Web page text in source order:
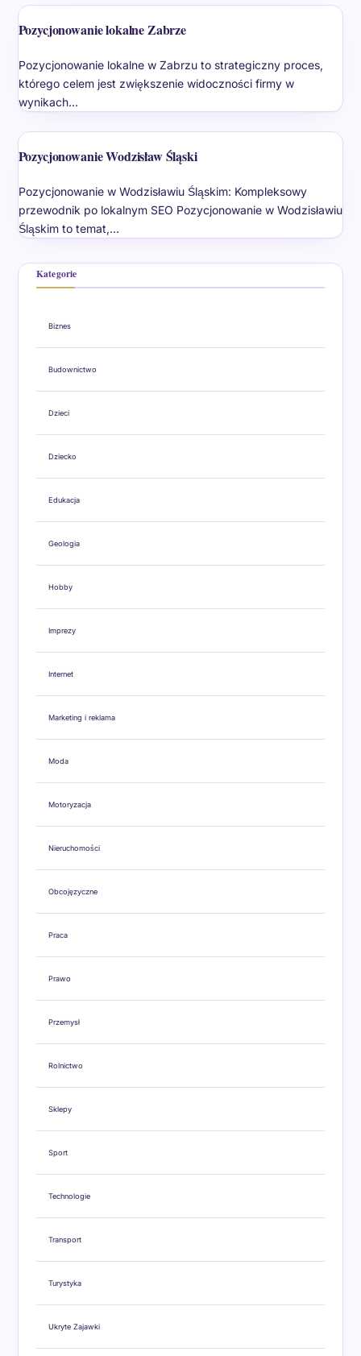
Pozycjonowanie lokalne Zabrze
Pozycjonowanie lokalne w Zabrzu to strategiczny proces,
którego celem jest zwiększenie widoczności firmy w
wynikach…
Pozycjonowanie Wodzisław Śląski
Pozycjonowanie w Wodzisławiu Śląskim: Kompleksowy
przewodnik po lokalnym SEO Pozycjonowanie w Wodzisławiu
Śląskim to temat,…
Kategorie
Biznes
Budownictwo
Dzieci
Dziecko
Edukacja
Geologia
Hobby
Imprezy
Internet
Marketing i reklama
Moda
Motoryzacja
Nieruchomości
Obcojęzyczne
Praca
Prawo
Przemysł
Rolnictwo
Sklepy
Sport
Technologie
Transport
Turystyka
Ukryte Zajawki